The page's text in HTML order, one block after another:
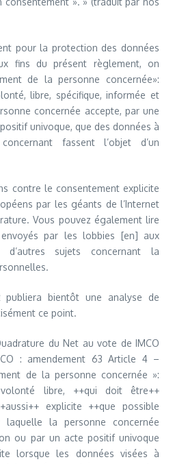
pour la protection des données
fins du présent règlement, on
de la personne concernée»:
libre, spécifique, informée et
concernée accepte, par une
univoque, que des données à
fassent l’objet d’un
contre le consentement explicite
par les géants de l’Internet
Vous pouvez également lire
envoyés par les lobbies [en] aux
d’autres sujets concernant la
bientôt une analyse de
ce point.
du Net au vote de IMCO
: amendement 63 Article 4 –
de la personne concernée »:
libre, ++qui doit être++
explicite ++que possible
la personne concernée
ou par un acte positif univoque
lorsque les données visées à